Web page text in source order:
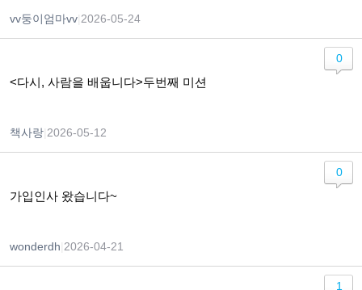
vv둥이엄마vv 2026-05-24
<다시, 사람을 배웁니다>두번째 미션
책사랑 2026-05-12
0
가입인사 왔습니다~
wonderdh 2026-04-21
0
1